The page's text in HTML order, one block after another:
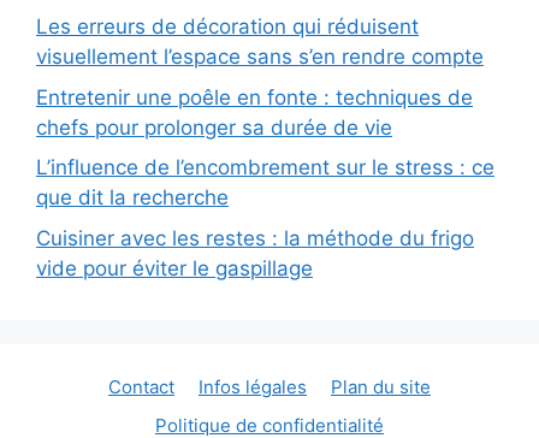
Les erreurs de décoration qui réduisent
visuellement l’espace sans s’en rendre compte
Entretenir une poêle en fonte : techniques de
chefs pour prolonger sa durée de vie
L’influence de l’encombrement sur le stress : ce
que dit la recherche
Cuisiner avec les restes : la méthode du frigo
vide pour éviter le gaspillage
Contact Infos légales
Plan du site
Politique de confidentialité